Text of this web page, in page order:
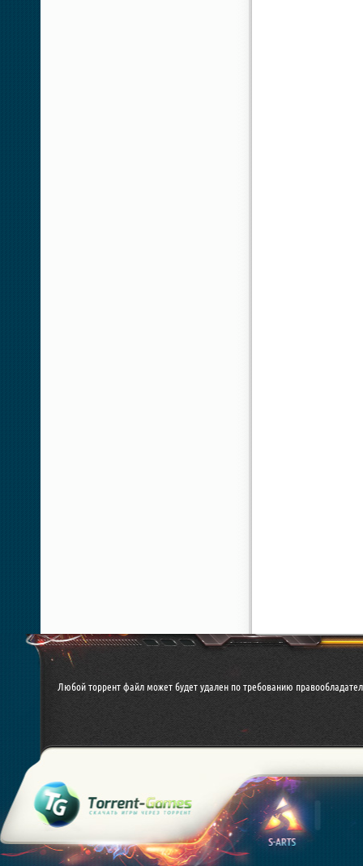
Любой торрент файл может будет удален по требованию